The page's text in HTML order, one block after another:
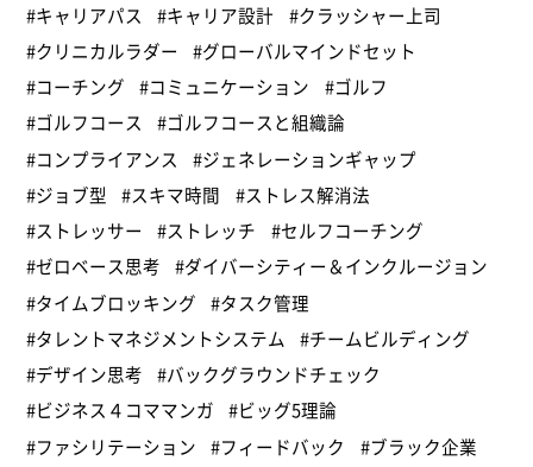
#キャリアパス
#キャリア設計
#クラッシャー上司
#クリニカルラダー
#グローバルマインドセット
#コーチング
#コミュニケーション
#ゴルフ
#ゴルフコース
#ゴルフコースと組織論
#コンプライアンス
#ジェネレーションギャップ
#ジョブ型
#スキマ時間
#ストレス解消法
#ストレッサー
#ストレッチ
#セルフコーチング
#ゼロベース思考
#ダイバーシティー＆インクルージョン
#タイムブロッキング
#タスク管理
#タレントマネジメントシステム
#チームビルディング
#デザイン思考
#バックグラウンドチェック
#ビジネス４コママンガ
#ビッグ5理論
#ファシリテーション
#フィードバック
#ブラック企業